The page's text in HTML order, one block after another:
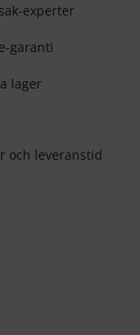
experter
garanti
lager
och leveranstid